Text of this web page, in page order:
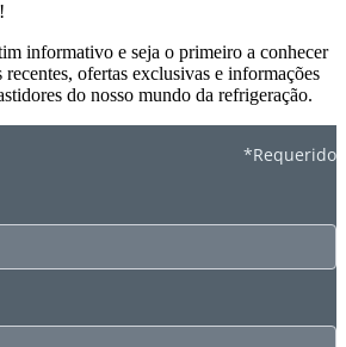
informativo e seja o primeiro a conhecer
recentes, ofertas exclusivas e informações
do nosso mundo da refrigeração.
*Requerido